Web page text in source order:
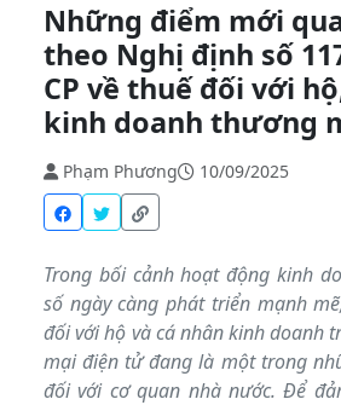
Những điểm mới
theo Nghị định số
CP về thuế đối với
kinh doanh thương
Phạm Phương
10/09/2025
Trong bối cảnh hoạt động kinh
số ngày càng phát triển mạnh
đối với hộ và cá nhân kinh doanh
mại điện tử đang là một trong
đối với cơ quan nhà nước. Để